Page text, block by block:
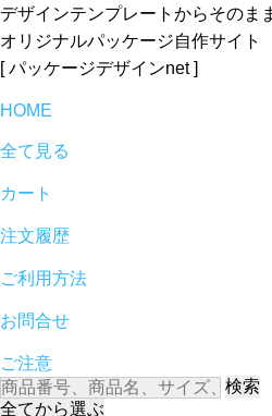
デザインテンプレートからそのま
オリジナルパッケージ自作サイト
[ パッケージデザインnet ]
HOME
全て見る
カート
注文履歴
ご利用方法
お問合せ
ご注意
検索
全てから選ぶ